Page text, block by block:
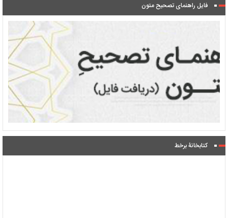
فایل راهنمای تصحیح متون
کتابخانۀ برخط